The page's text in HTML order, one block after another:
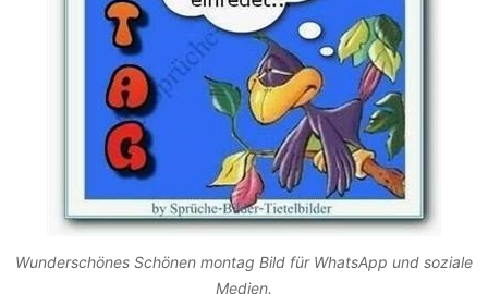
Wunderschönes Schönen montag Bild für WhatsApp und soziale
Medien.